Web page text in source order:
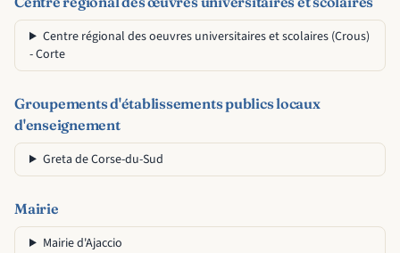
Centre régional des oeuvres universitaires et scolaires (Crous)
- Corte
Groupements d'établissements publics locaux
d'enseignement
Greta de Corse-du-Sud
Mairie
Mairie d'Ajaccio